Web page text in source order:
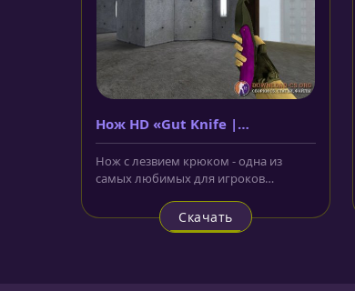
Нож HD «Gut Knife |
Ultraviolet»
Нож с лезвием крюком - одна из
самых любимых для игроков
Скачать